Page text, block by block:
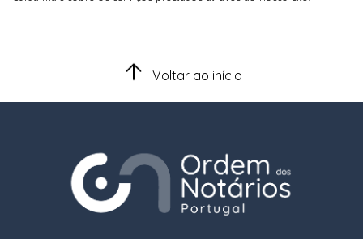
Voltar ao início